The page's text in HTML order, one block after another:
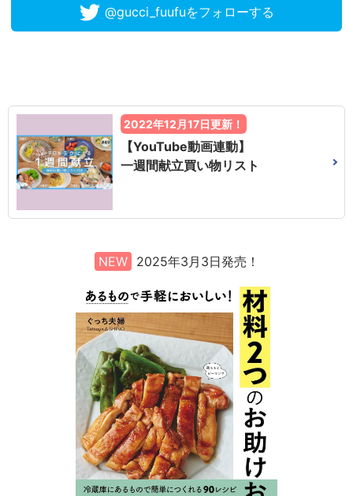
@gucci_fuufuをフォローする
2022年12月17日更新！
【YouTube動画連動】
一週間献立買い物リスト
NEW 2025年3月3日発売！